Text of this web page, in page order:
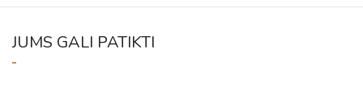
JUMS GALI PATIKTI